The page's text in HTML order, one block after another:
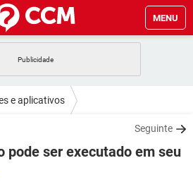
MENU
FACEBOOK
GMAIL
WHATSAPP
WHATSAPP
e aplicativos
Seguinte
pode ser executado em seu